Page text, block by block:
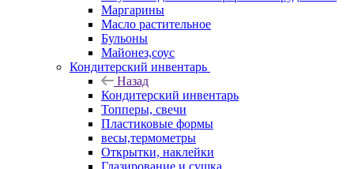
Маргарины
Масло растительное
Бульоны
Майонез,соус
Кондитерский инвентарь
Назад
Кондитерский инвентарь
Топперы, свечи
Пластиковые формы
весы,термометры
Открытки, наклейки
Глазирование и сушка